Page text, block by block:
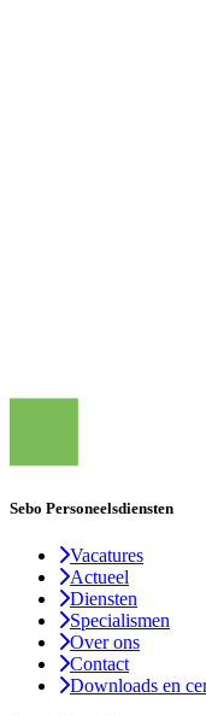
Sebo Personeelsdiensten
Vacatures
Actueel
Diensten
Specialismen
Over ons
Contact
Downloads en